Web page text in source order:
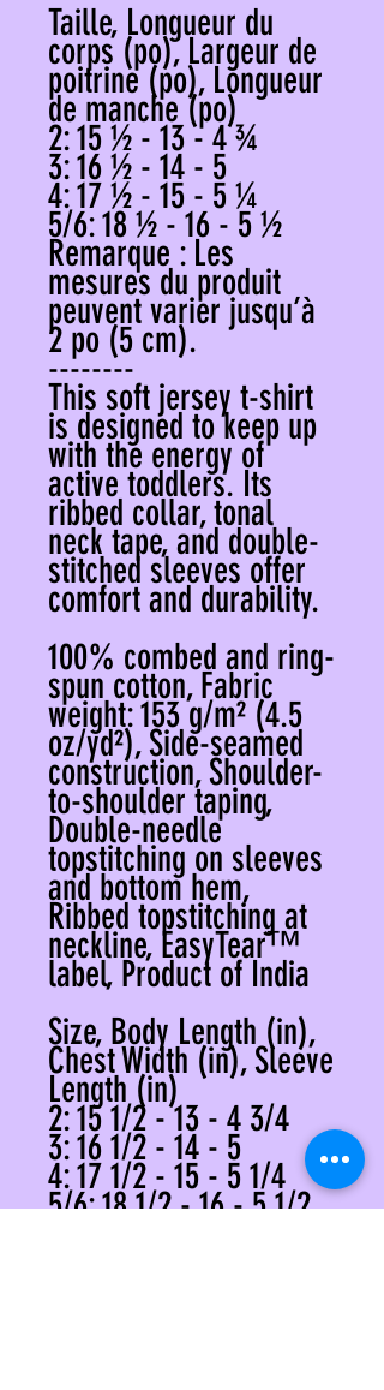
Taille, Longueur du
corps (po), Largeur de
poitrine (po), Longueur
de manche (po)
2: 15 ½ - 13 - 4 ¾
3: 16 ½ - 14 - 5
4: 17 ½ - 15 - 5 ¼
5/6: 18 ½ - 16 - 5 ½
Remarque : Les
mesures du produit
peuvent varier jusqu’à
2 po (5 cm).
--------
This soft jersey t-shirt
is designed to keep up
with the energy of
active toddlers. Its
ribbed collar, tonal
neck tape, and double-
stitched sleeves offer
comfort and durability.
100% combed and ring-
spun cotton, Fabric
weight: 153 g/m² (4.5
oz/yd²), Side-seamed
construction, Shoulder-
to-shoulder taping,
Double-needle
topstitching on sleeves
and bottom hem,
Ribbed topstitching at
neckline, EasyTear™
label, Product of India
Size, Body Length (in),
Chest Width (in), Sleeve
Length (in)
2: 15 1/2 - 13 - 4 3/4
3: 16 1/2 - 14 - 5
4: 17 1/2 - 15 - 5 1/4
5/6: 18 1/2 - 16 - 5 1/2